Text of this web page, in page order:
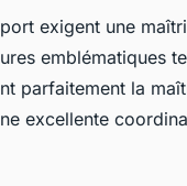
exigent une
emblématiques
parfaitement la
excellente